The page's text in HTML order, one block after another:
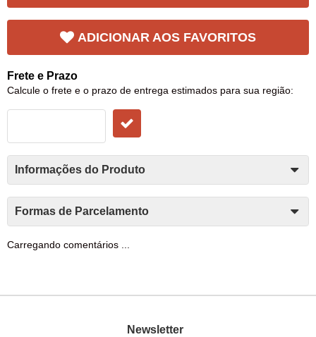
ADICIONAR AOS FAVORITOS
Frete e Prazo
Calcule o frete e o prazo de entrega estimados para sua região:
Informações do Produto
Formas de Parcelamento
Carregando comentários ...
Newsletter